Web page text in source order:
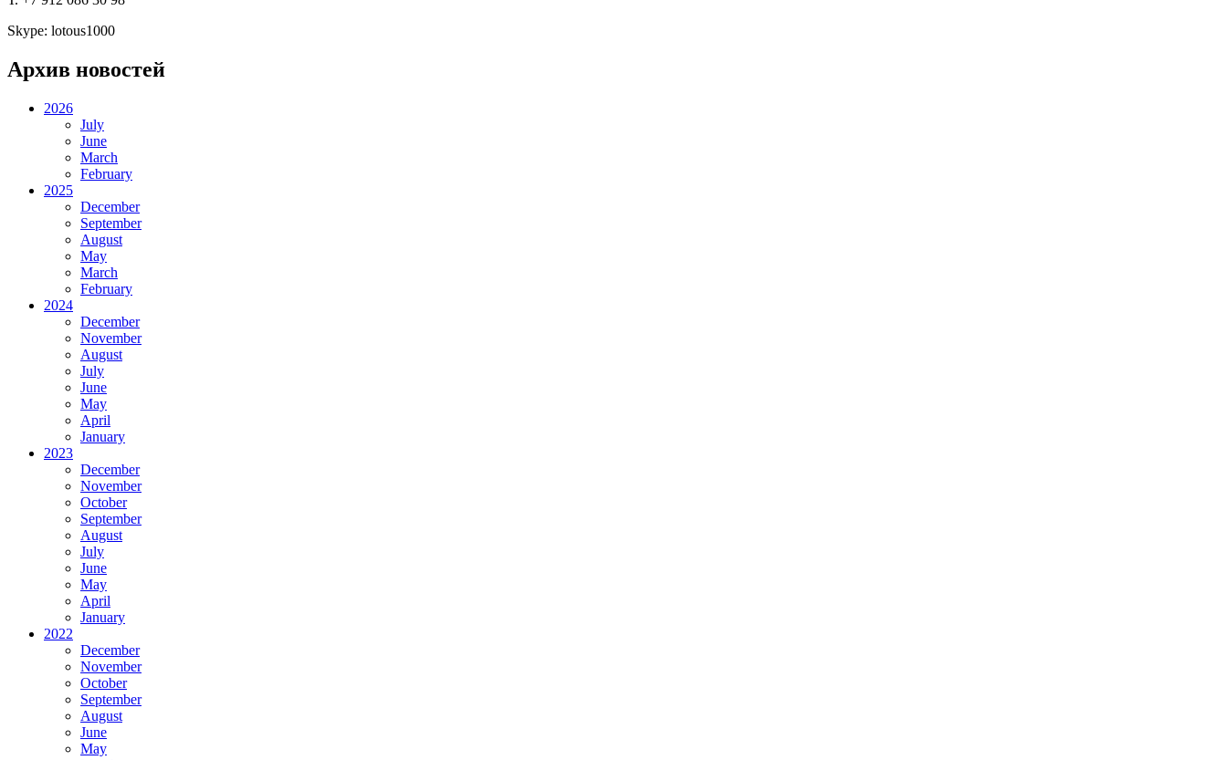
Skype: lotous1000
Архив новостей
2026
July
June
March
February
2025
December
September
August
May
March
February
2024
December
November
August
July
June
May
April
January
2023
December
November
October
September
August
July
June
May
April
January
2022
December
November
October
September
August
June
May